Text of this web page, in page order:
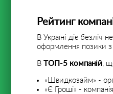
Рейтинг
В Україні діє безліч
оформлення позики
В ТОП-5 компаній,
«Швидкозайм» -
«Є Гроші» -